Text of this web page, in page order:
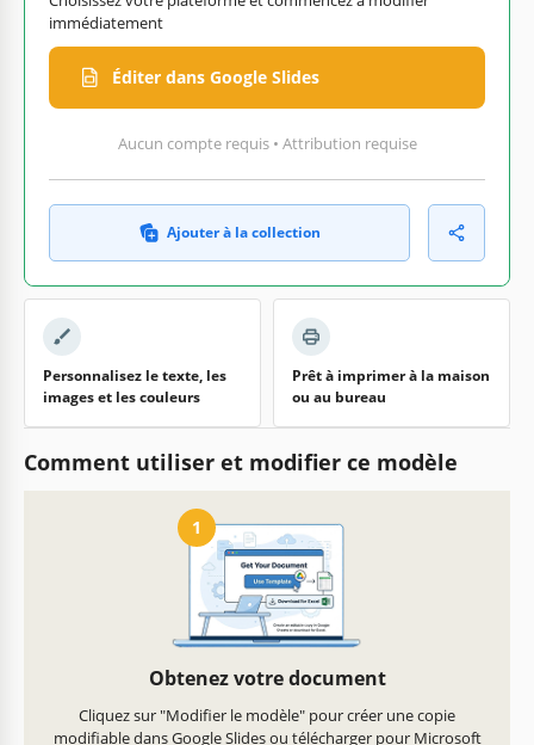
immédiatement
Éditer dans Google Slides
Aucun compte requis • Attribution requise
Ajouter à la collection
Personnalisez le texte, les
images et les couleurs
Prêt à imprimer à la maison
ou au bureau
Comment utiliser et modifier ce modèle
1
Obtenez votre document
Cliquez sur "Modifier le modèle" pour créer une copie
modifiable dans Google Slides ou télécharger pour Microsoft